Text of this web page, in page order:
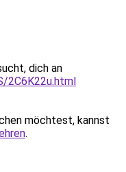
dich an
2C6K22u.html
möchtest, kannst
.